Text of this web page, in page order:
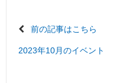
前の記事はこちら
2023年10月のイベント